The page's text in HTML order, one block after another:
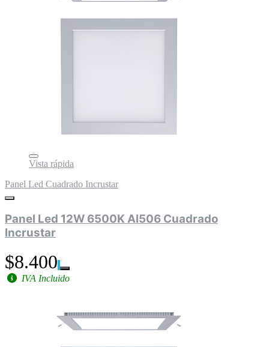
Vista rápida
Panel Led Cuadrado Incrustar
Panel Led 12W 6500K Al506 Cuadrado
Incrustar
$8.400
IVA Incluido